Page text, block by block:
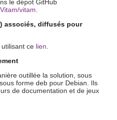
le dépot GitHub
vitam
associés, diffusés pour
ce lien
outillée la solution, sous
forme deb pour Debian. Ils
de documentation et de jeux